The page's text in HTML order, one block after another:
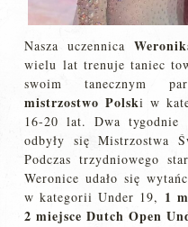
Nasza uczennica
wielu lat trenuje taniec
swoim tanecznym
mistrzostwo Polski w
16-20 lat. Dwa tygodnie
odbyły się Mistrzostwa
Podczas trzydniowego
Weronice udało się
w kategorii Under 19, 1
2 miejsce Dutch Open